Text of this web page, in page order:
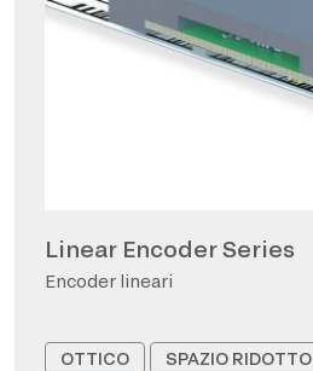
Linear Encoder Series
Encoder lineari
OTTICO SPAZIO RIDOTTO